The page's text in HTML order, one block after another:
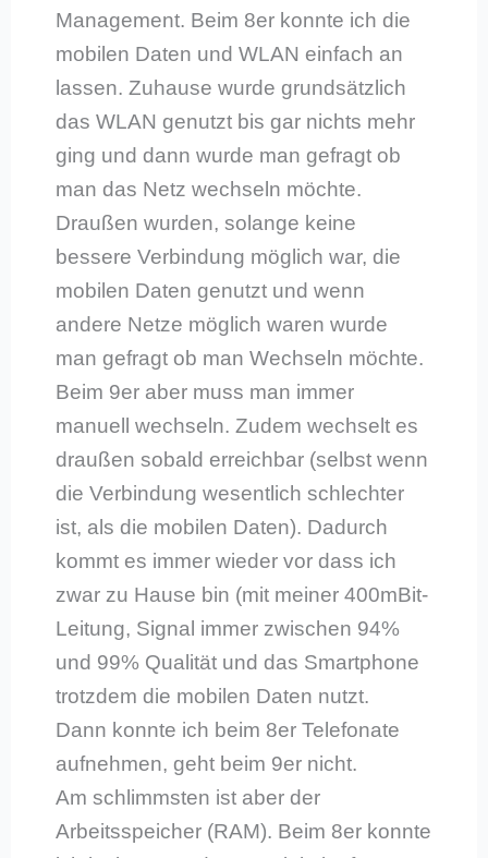
Management. Beim 8er konnte ich die
mobilen Daten und WLAN einfach an
lassen. Zuhause wurde grundsätzlich
das WLAN genutzt bis gar nichts mehr
ging und dann wurde man gefragt ob
man das Netz wechseln möchte.
Draußen wurden, solange keine
bessere Verbindung möglich war, die
mobilen Daten genutzt und wenn
andere Netze möglich waren wurde
man gefragt ob man Wechseln möchte.
Beim 9er aber muss man immer
manuell wechseln. Zudem wechselt es
draußen sobald erreichbar (selbst wenn
die Verbindung wesentlich schlechter
ist, als die mobilen Daten). Dadurch
kommt es immer wieder vor dass ich
zwar zu Hause bin (mit meiner 400mBit-
Leitung, Signal immer zwischen 94%
und 99% Qualität und das Smartphone
trotzdem die mobilen Daten nutzt.
Dann konnte ich beim 8er Telefonate
aufnehmen, geht beim 9er nicht.
Am schlimmsten ist aber der
Arbeitsspeicher (RAM). Beim 8er konnte